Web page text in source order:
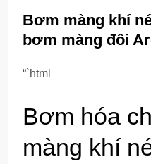
Bơm màng khí
bơm màng đôi
“`html
Bơm hóa
màng khí